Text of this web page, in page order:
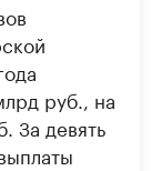
руб., на
За девять